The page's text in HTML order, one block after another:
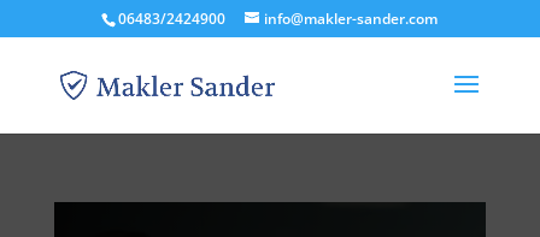
06483/2424900 info@makler-sander.com